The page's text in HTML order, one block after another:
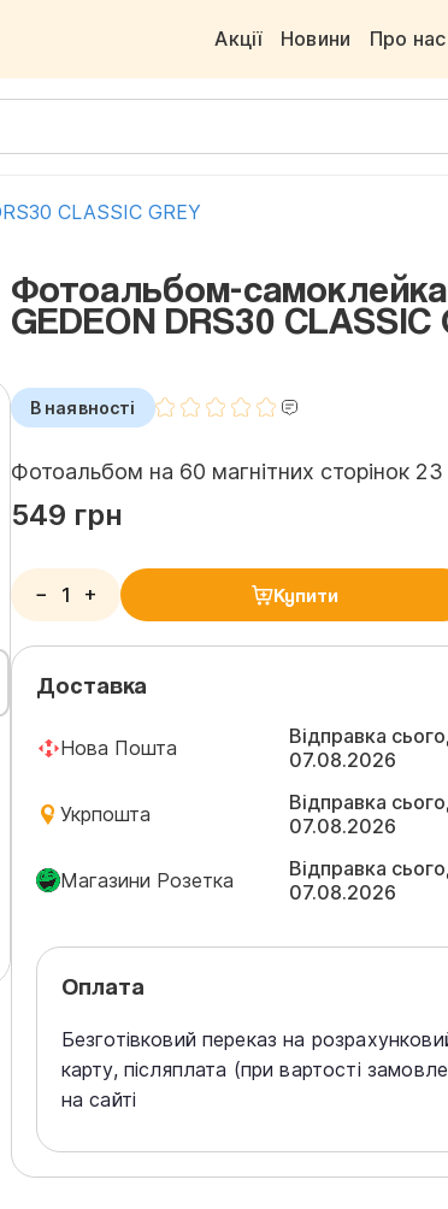
Акції Новини Про нас
CLASSIC GREY
Фотоальбом-
GEDEON DRS30 CLASSIC
В наявності
Фотоальбом на 60 магнітних сторінок
549 грн
− + Купити
Доставка
Нова Пошта
Відправка
07.08.2026
Укрпошта
Відправка
07.08.2026
Магазини Розетка
Відправка
07.08.2026
Оплата
Безготівковий переказ на
карту, післяплата (при вартості
на сайті